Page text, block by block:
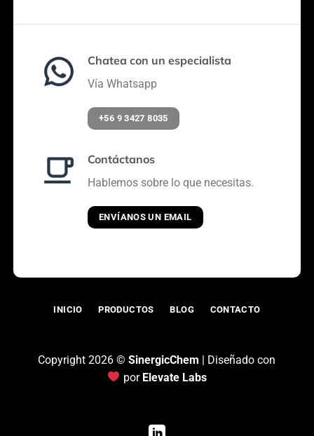
Chatea con un especialista
Vía Whatsapp
+56 9 3427 8035
Contáctanos
Hablemos sobre lo que necesitas.
ENVÍANOS UN EMAIL
INICIO PRODUCTOS BLOG CONTACTO
Copyright 2026 ©SinergicChem | Diseñado con
por Elevate Labs